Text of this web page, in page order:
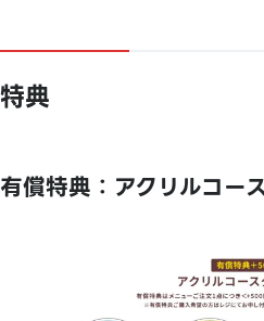
特典
有償特典：アクリルコー